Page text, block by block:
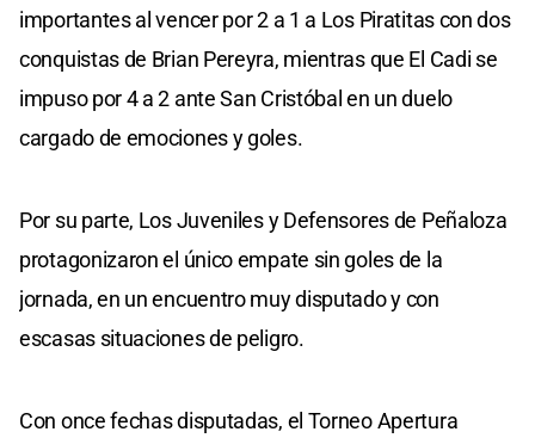
importantes al vencer por 2 a 1 a Los Piratitas con dos
conquistas de Brian Pereyra, mientras que El Cadi se
impuso por 4 a 2 ante San Cristóbal en un duelo
cargado de emociones y goles.
Por su parte, Los Juveniles y Defensores de Peñaloza
protagonizaron el único empate sin goles de la
jornada, en un encuentro muy disputado y con
escasas situaciones de peligro.
Con once fechas disputadas, el Torneo Apertura